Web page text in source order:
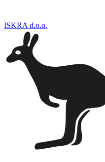
ISKRA d.o.o.